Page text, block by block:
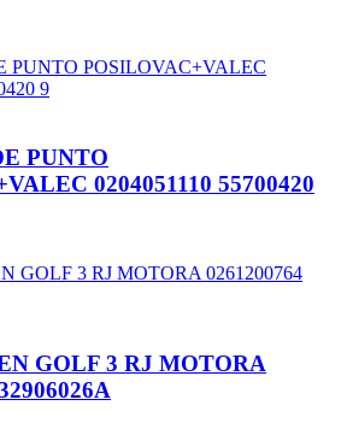
PUNTO
0204051110 55700420
GOLF 3 RJ MOTORA